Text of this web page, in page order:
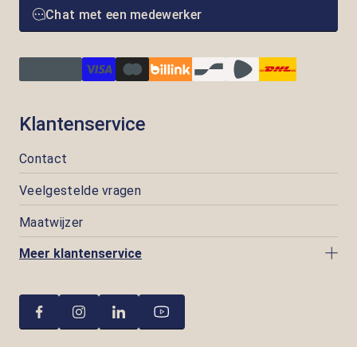
Chat met een medewerker
Klantenservice
Contact
Veelgestelde vragen
Maatwijzer
Meer klantenservice